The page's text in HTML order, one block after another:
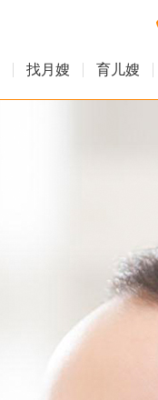
找月嫂 育儿嫂